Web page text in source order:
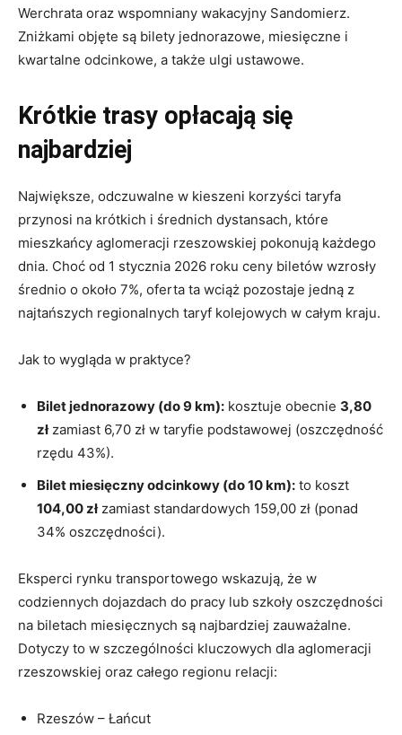
Werchrata oraz wspomniany wakacyjny Sandomierz.
Zniżkami objęte są bilety jednorazowe, miesięczne i
kwartalne odcinkowe, a także ulgi ustawowe.
Krótkie trasy opłacają się
najbardziej
Największe, odczuwalne w kieszeni korzyści taryfa
przynosi na krótkich i średnich dystansach, które
mieszkańcy aglomeracji rzeszowskiej pokonują każdego
dnia. Choć od 1 stycznia 2026 roku ceny biletów wzrosły
średnio o około 7%, oferta ta wciąż pozostaje jedną z
najtańszych regionalnych taryf kolejowych w całym kraju.
Jak to wygląda w praktyce?
Bilet jednorazowy (do 9 km): kosztuje obecnie 3,80
złzamiast 6,70 zł w taryfie podstawowej (oszczędność
rzędu 43%).
Bilet miesięczny odcinkowy (do 10 km): to koszt
104,00 złzamiast standardowych 159,00 zł (ponad
34% oszczędności).
Eksperci rynku transportowego wskazują, że w
codziennych dojazdach do pracy lub szkoły oszczędności
na biletach miesięcznych są najbardziej zauważalne.
Dotyczy to w szczególności kluczowych dla aglomeracji
rzeszowskiej oraz całego regionu relacji:
Rzeszów – Łańcut